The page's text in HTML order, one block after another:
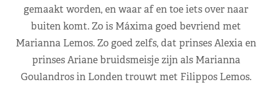
gemaakt worden, en waar af en toe iets over naar
buiten komt. Zo is Máxima goed bevriend met
Marianna Lemos. Zo goed zelfs, dat prinses Alexia en
prinses Ariane bruidsmeisje zijn als Marianna
Goulandros in Londen trouwt met Filippos Lemos.